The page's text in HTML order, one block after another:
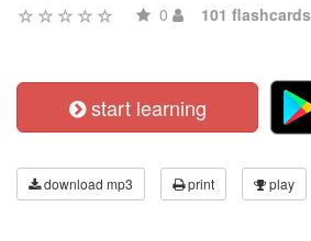
0 101 flashcards
start learning
download mp3 print play